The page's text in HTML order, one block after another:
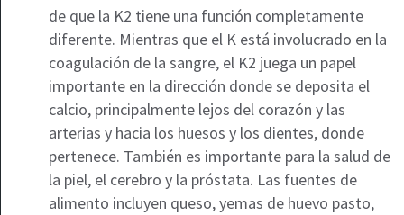
de que la K2 tiene una función completamente
diferente. Mientras que el K está involucrado en la
coagulación de la sangre, el K2 juega un papel
importante en la dirección donde se deposita el
calcio, principalmente lejos del corazón y las
arterias y hacia los huesos y los dientes, donde
pertenece. También es importante para la salud de
la piel, el cerebro y la próstata. Las fuentes de
alimento incluyen queso, yemas de huevo pasto,